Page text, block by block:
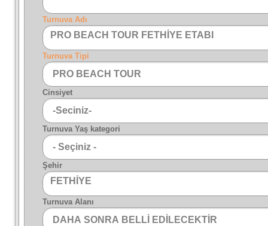
Turnuva Adı
PRO BEACH TOUR FETHİYE ETABI
Turnuva Tipi
Cinsiyet
Turnuva Yaş kategori
Şehir
FETHİYE
Turnuva Alanı